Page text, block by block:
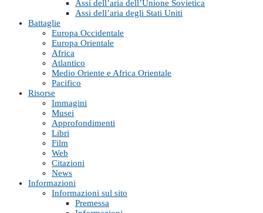
Assi dell’aria dell’Unione Sovietica
Assi dell’aria degli Stati Uniti
Battaglie
Europa Occidentale
Europa Orientale
Africa
Atlantico
Medio Oriente e Africa Orientale
Pacifico
Risorse
Immagini
Musei
Approfondimenti
Libri
Film
Web
Citazioni
News
Informazioni
Informazioni sul sito
Premessa